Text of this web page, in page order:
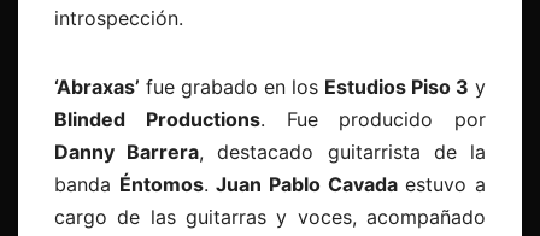
introspección.
‘Abraxas’ fue grabado en los Estudios Piso 3 y
Blinded Productions. Fue producido por
Danny Barrera, destacado guitarrista de la
banda Éntomos.Juan Pablo Cavadaestuvo a
cargo de las guitarras y voces, acompañado